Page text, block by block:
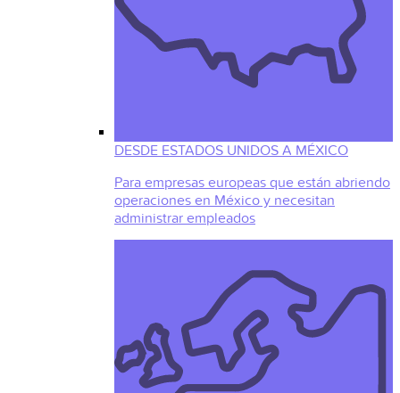
DESDE ESTADOS UNIDOS A MÉXICO
Para empresas europeas que están abriendo
operaciones en México y necesitan
administrar empleados